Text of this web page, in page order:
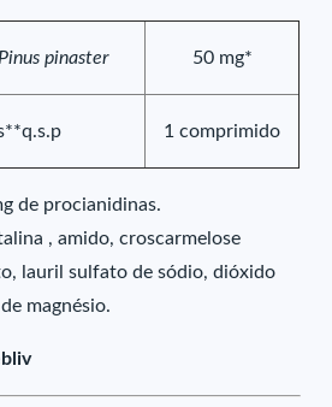
Pinus pinaster 50 mg*
1 comprimido
de procianidinas.
, amido, croscarmelose
lauril sulfato de sódio, dióxido
magnésio.